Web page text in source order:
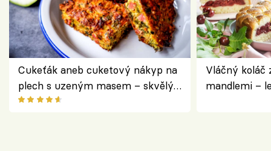
Cukeťák aneb cuketový nákyp na
plech s uzeným masem – skvělý
způsob, jak zpracovat přerostlé
Vláčný koláč
mandlemi –